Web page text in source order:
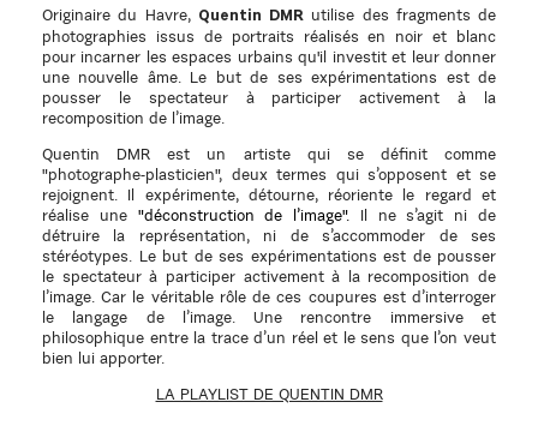
Originaire du Havre, Quentin DMR utilise des fragments de
photographies issus de portraits réalisés en noir et blanc
pour incarner les espaces urbains qu'il investit et leur donner
une nouvelle âme. Le but de ses expérimentations est de
pousser le spectateur à participer activement à la
recomposition de l’image.
Quentin DMR est un artiste qui se définit comme
"photographe-plasticien", deux termes qui s’opposent et se
rejoignent. Il expérimente, détourne, réoriente le regard et
réalise une "déconstruction de l’image". Il ne s’agit ni de
détruire la représentation, ni de s’accommoder de ses
stéréotypes. Le but de ses expérimentations est de pousser
le spectateur à participer activement à la recomposition de
l’image. Car le véritable rôle de ces coupures est d’interroger
le langage de l’image. Une rencontre immersive et
philosophique entre la trace d’un réel et le sens que l’on veut
bien lui apporter.
LA PLAYLIST DE QUENTIN DMR